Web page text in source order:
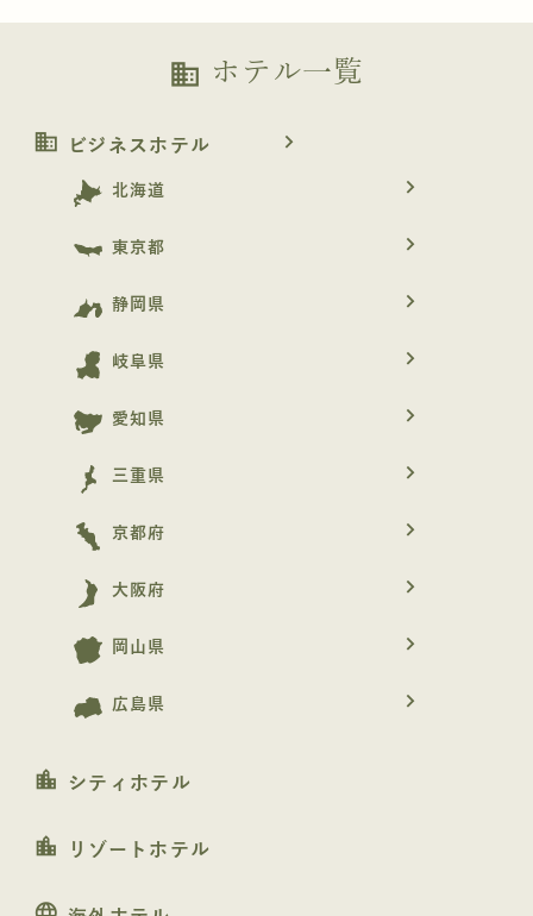
business ホテル一覧
business ビジネスホテル navigate_next
北海道 navigate_next
東京都 navigate_next
静岡県 navigate_next
岐阜県 navigate_next
愛知県 navigate_next
三重県 navigate_next
京都府 navigate_next
大阪府 navigate_next
岡山県 navigate_next
広島県 navigate_next
location_city シティホテル
location_city リゾートホテル